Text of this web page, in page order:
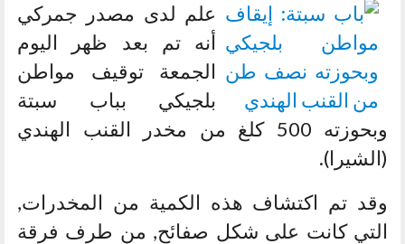
علم لدى مصدر جمركي
أنه تم بعد ظهر اليوم
الجمعة توقيف مواطن
بلجيكي بباب سبتة
وبحوزته 500 كلغ من مخدر القنب الهندي
(الشيرا).
وقد تم اكتشاف هذه الكمية من المخدرات,
التي كانت على شكل صفائح, من طرف فرقة